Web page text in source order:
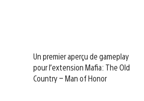
Un premier aperçu de gameplay
pour l’extension Mafia: The Old
Country – Man of Honor